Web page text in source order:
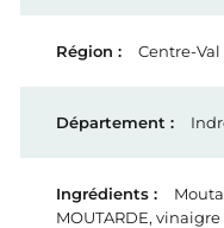
Centre-
MOUTARDE,